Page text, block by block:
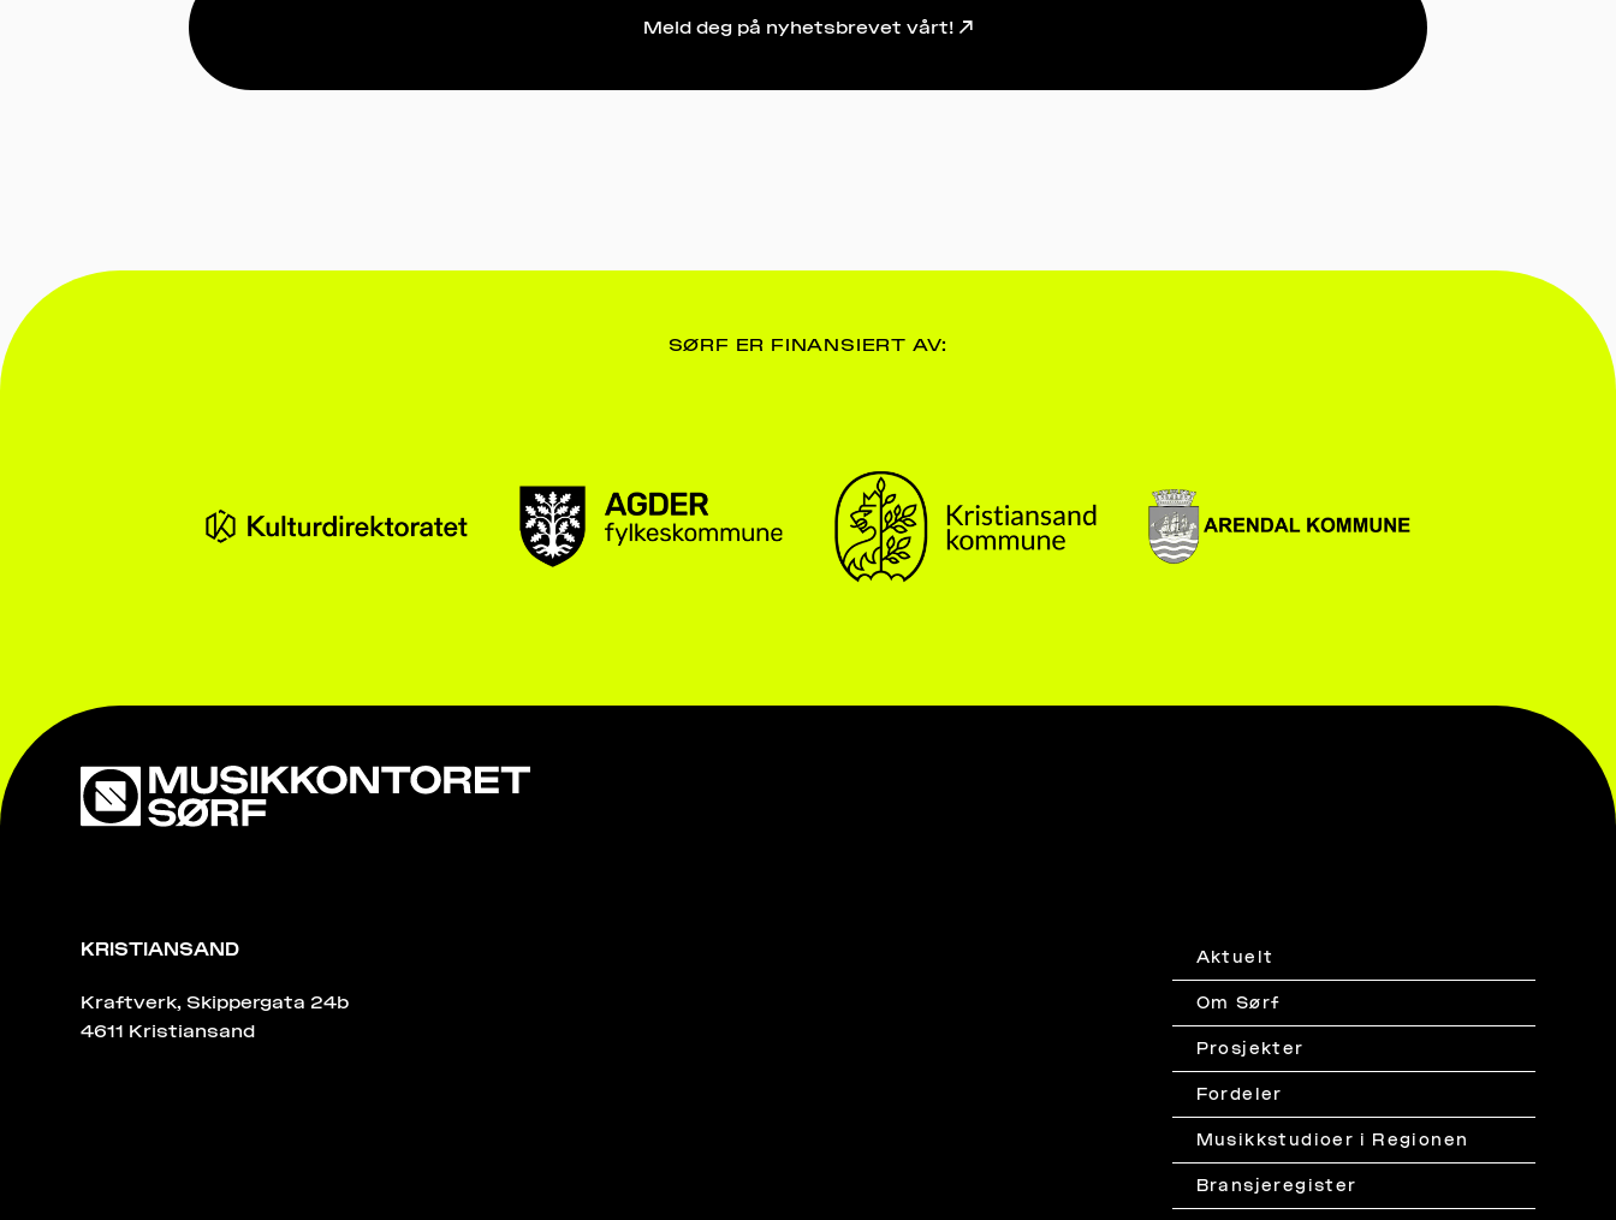
Meld deg på nyhetsbrevet vårt! ↗
SØRF ER FINANSIERT AV:
KRISTIANSAND
Kraftverk, Skippergata 24b
4611 Kristiansand
Aktuelt
Om Sørf
Prosjekter
Fordeler
Musikkstudioer i Regionen
Bransjeregister